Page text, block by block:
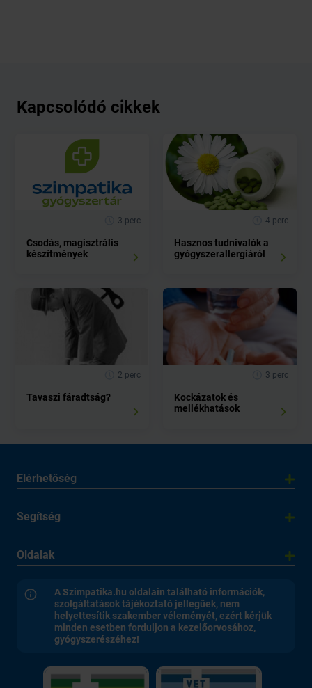
Kapcsolódó cikkek
3 perc
Csodás, magisztrális
készítmények
4 perc
Hasznos tudnivalók a
gyógyszerallergiáról
2 perc
Tavaszi fáradtság?
3 perc
Kockázatok és
mellékhatások
Elérhetőség
Segítség
Oldalak
A Szimpatika.hu oldalain található információk,
szolgáltatások tájékoztató jellegűek, nem
helyettesítik szakember véleményét, ezért kérjük
minden esetben forduljon a kezelőorvosához,
gyógyszerészéhez!